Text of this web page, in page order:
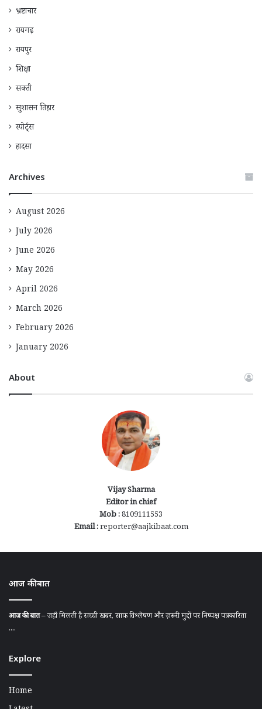
भ्रष्टाचार
रायगढ़
रायपुर
शिक्षा
सक्ती
सुशासन तिहार
स्पोर्ट्स
हादसा
Archives
August 2026
July 2026
June 2026
May 2026
April 2026
March 2026
February 2026
January 2026
About
Vijay Sharma
Editor in chief
Mob :8109111553
Email :reporter@aajkibaat.com
आज की बात
आज की बात– जहाँ मिलती है सच्ची खबर, साफ़ विश्लेषण और ज़रूरी मुद्दों पर निष्पक्ष पत्रकारिता
....
Explore
Home